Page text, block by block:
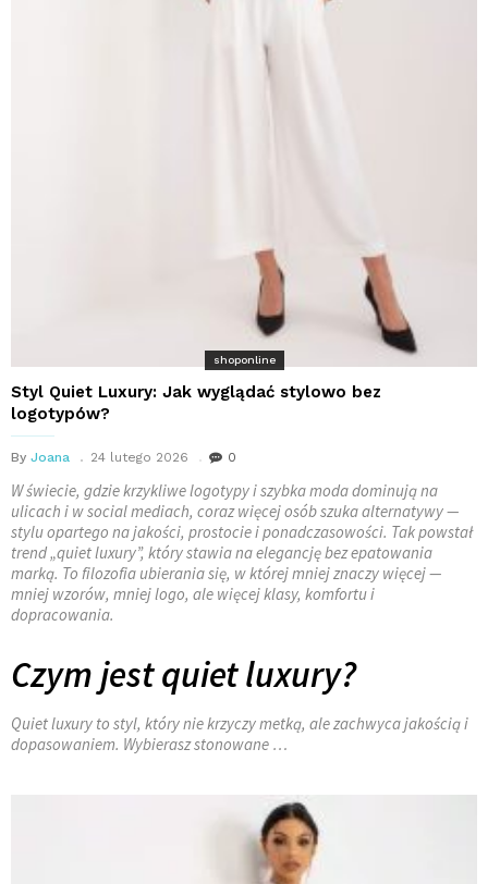
shoponline
Styl Quiet Luxury: Jak wyglądać stylowo bez
logotypów?
By Joana 24 lutego 2026 0
W świecie, gdzie krzykliwe logotypy i szybka moda dominują na
ulicach i w social mediach, coraz więcej osób szuka alternatywy —
stylu opartego na jakości, prostocie i ponadczasowości. Tak powstał
trend „quiet luxury”, który stawia na elegancję bez epatowania
marką. To filozofia ubierania się, w której mniej znaczy więcej —
mniej wzorów, mniej logo, ale więcej klasy, komfortu i
dopracowania.
Czym jest quiet luxury?
Quiet luxury to styl, który nie krzyczy metką, ale zachwyca jakością i
dopasowaniem. Wybierasz stonowane …